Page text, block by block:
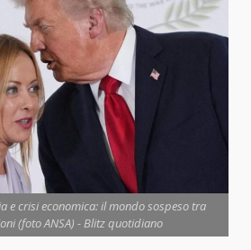
e crisi economica: il mondo sospeso tra
(foto ANSA) - Blitz quotidiano